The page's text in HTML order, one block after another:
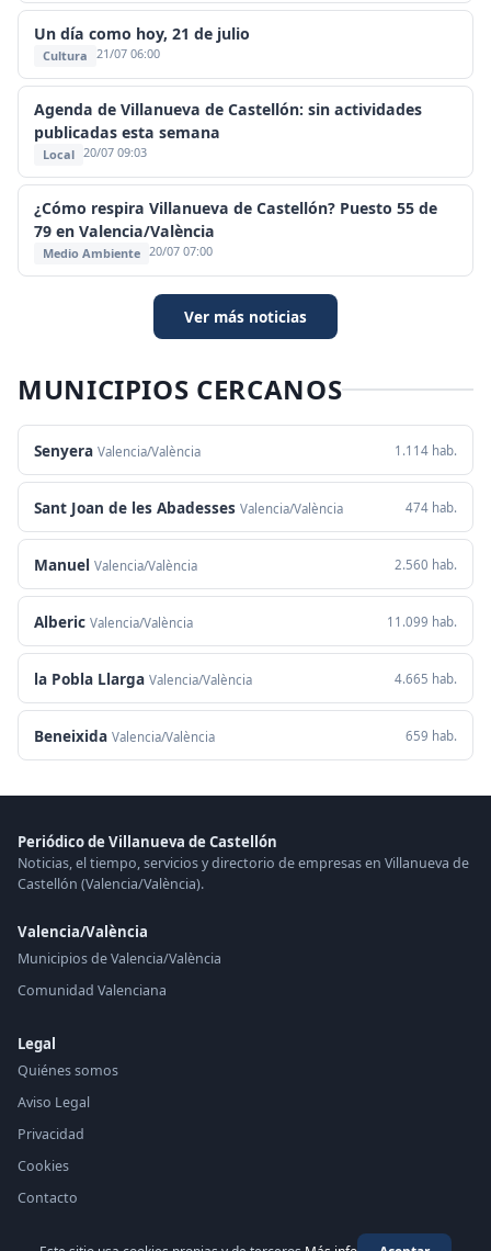
Un día como hoy, 21 de julio
Cultura 21/07 06:00
Agenda de Villanueva de Castellón: sin actividades
publicadas esta semana
Local 20/07 09:03
¿Cómo respira Villanueva de Castellón? Puesto 55 de
79 en Valencia/València
Medio Ambiente 20/07 07:00
Ver más noticias
MUNICIPIOS CERCANOS
Senyera Valencia/València 1.114 hab.
Sant Joan de les Abadesses Valencia/València 474 hab.
Manuel Valencia/València 2.560 hab.
Alberic Valencia/València 11.099 hab.
la Pobla Llarga Valencia/València 4.665 hab.
Beneixida Valencia/València 659 hab.
Periódico de Villanueva de Castellón
Noticias, el tiempo, servicios y directorio de empresas en Villanueva de
Castellón (Valencia/València).
Valencia/València
Municipios de Valencia/València
Comunidad Valenciana
Legal
Quiénes somos
Aviso Legal
Privacidad
Cookies
Contacto